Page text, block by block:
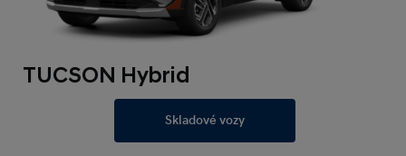
TUCSON Hybrid
Skladové vozy